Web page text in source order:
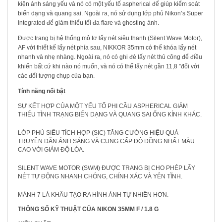
kiện ánh sáng yếu và nó có một yếu tố aspherical để giúp kiểm soát
biến dạng và quang sai. Ngoài ra, nó sử dụng lớp phủ Nikon’s Super
Integrated để giảm thiểu tối đa flare và ghosting ảnh.
Được trang bị hệ thống mô tơ lấy nét siêu thanh (Silent Wave Motor),
AF với thiết kế lấy nét phía sau, NIKKOR 35mm có thể khóa lấy nét
nhanh và nhẹ nhàng. Ngoài ra, nó có ghi đè lấy nét thủ công để điều
khiển bất cứ khi nào nó muốn, và nó có thể lấy nét gần 11,8 ”đối với
các đối tượng chụp của bạn.
Tính năng nổi bật
SỰ KẾT HỢP CỦA MỘT YẾU TỐ PHI CẦU ASPHERICAL GIẢM
THIỂU TÌNH TRẠNG BIẾN DẠNG VÀ QUANG SAI ỐNG KÍNH KHÁC.
LỚP PHỦ SIÊU TÍCH HỢP (SIC) TĂNG CƯỜNG HIỆU QUẢ
TRUYỀN DẪN ÁNH SÁNG VÀ CUNG CẤP ĐỘ ĐỒNG NHẤT MÀU
CAO VỚI GIẢM ĐỘ LÓA.
SILENT WAVE MOTOR (SWM) ĐƯỢC TRANG BỊ CHO PHÉP LẤY
NÉT TỰ ĐỘNG NHANH CHÓNG, CHÍNH XÁC VÀ YÊN TĨNH.
MÀNH 7 LÁ KHẨU TẠO RA HÌNH ẢNH TỰ NHIÊN HƠN.
THÔNG SỐ KỸ THUẬT CỦA NIKON 35MM F / 1.8 G